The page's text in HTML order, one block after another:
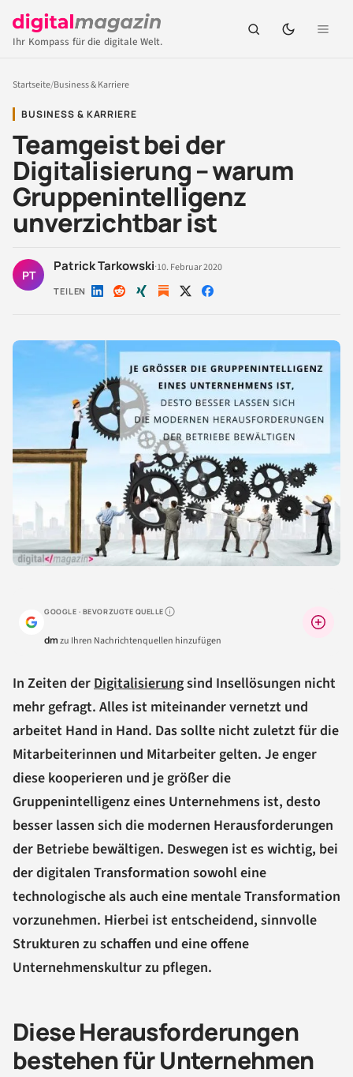
Ihr Kompass für die digitale Welt.
Startseite/Business & Karriere
BUSINESS & KARRIERE
Teamgeist bei der
Digitalisierung – warum
Gruppenintelligenz
unverzichtbar ist
PT
Patrick Tarkowski·10. Februar 2020
TEILEN Auf Auf Auf Auf Auf
GOOGLE · BEVORZUGTE QUELLEWarum lohnt sich das?
dmzu Ihren Nachrichtenquellen hinzufügen
In Zeiten der Digitalisierungsind Insellösungen nicht
mehr gefragt. Alles ist miteinander vernetzt und
arbeitet Hand in Hand. Das sollte nicht zuletzt für die
Mitarbeiterinnen und Mitarbeiter gelten. Je enger
diese kooperieren und je größer die
Gruppenintelligenz eines Unternehmens ist, desto
besser lassen sich die modernen Herausforderungen
der Betriebe bewältigen. Deswegen ist es wichtig, bei
der digitalen Transformation sowohl eine
technologische als auch eine mentale Transformation
vorzunehmen. Hierbei ist entscheidend, sinnvolle
Strukturen zu schaffen und eine offene
Unternehmenskultur zu pflegen.
Diese Herausforderungen
bestehen für Unternehmen